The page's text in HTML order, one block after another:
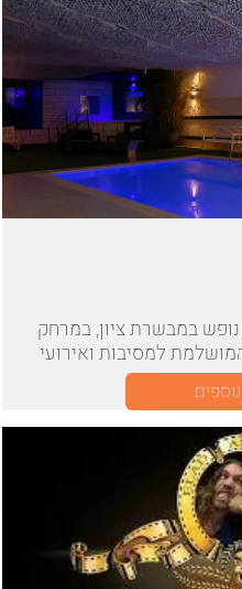
במבשרת ציון, במרחק
למסיבות ואירועי